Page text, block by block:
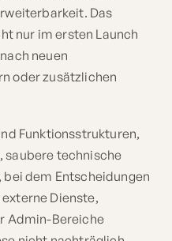
Das
nur im ersten Launch
neuen
oder zusätzlichen
Funktionsstrukturen,
saubere technische
bei dem Entscheidungen
Dienste,
Admin-Bereiche